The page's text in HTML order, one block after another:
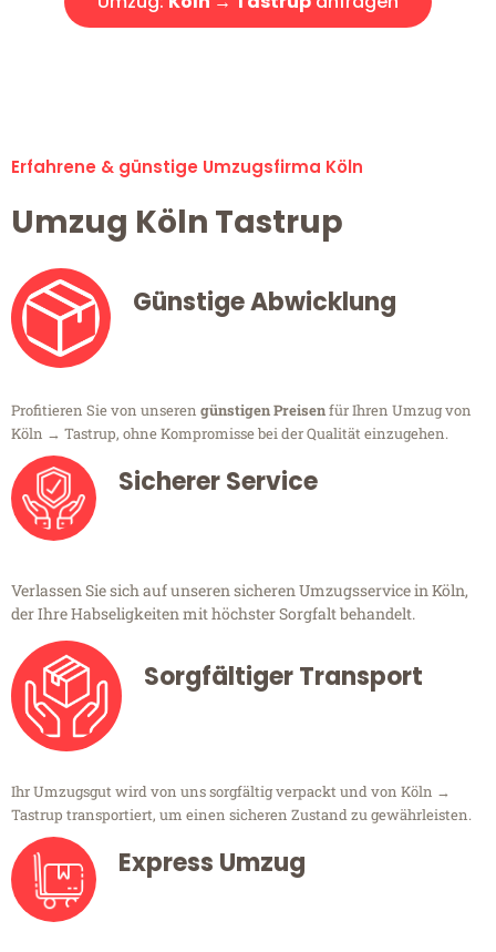
Erfahrene & günstige Umzugsfirma Köln
Umzug Köln Tastrup
Günstige Abwicklung
Profitieren Sie von unseren günstigen Preisenfür Ihren Umzug von
Köln → Tastrup, ohne Kompromisse bei der Qualität einzugehen.
Sicherer Service
Verlassen Sie sich auf unseren sicheren Umzugsservice in Köln,
der Ihre Habseligkeiten mit höchster Sorgfalt behandelt.
Sorgfältiger Transport
Ihr Umzugsgut wird von uns sorgfältig verpackt und von Köln →
Tastrup transportiert, um einen sicheren Zustand zu gewährleisten.
Express Umzug